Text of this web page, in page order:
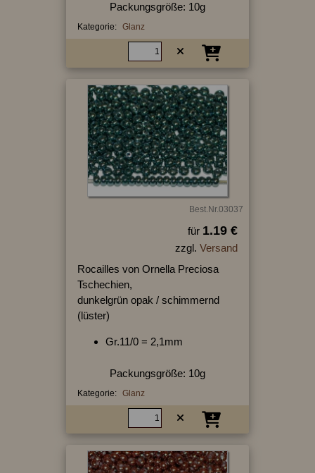
Packungsgröße: 10g
Kategorie: Glanz
Best.Nr.03037
für 1.19 €
zzgl. Versand
Rocailles von Ornella Preciosa
Tschechien,
dunkelgrün opak / schimmernd
(lüster)
Gr.11/0 = 2,1mm
Packungsgröße: 10g
Kategorie: Glanz